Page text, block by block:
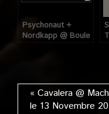
Psychonaut +
Nordkapp @ Boule
« Cavalera @
le 13 Novembre